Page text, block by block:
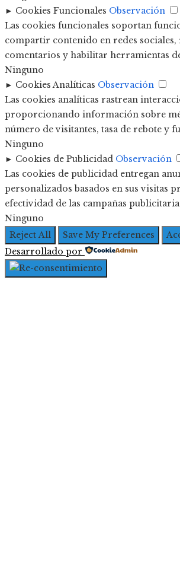
► Cookies Funcionales Observación
Las cookies funcionales soportan
compartir contenido en redes
comentarios y habilitar herramientas
Ninguno
► Cookies Analíticas Observación
Las cookies analíticas rastrean
proporcionando información sobre
número de visitantes, tasa de rebote y
Ninguno
► Cookies de Publicidad Observación
Las cookies de publicidad entregan
personalizados basados en sus visitas
efectividad de las campañas
Ninguno
Reject All
Save My Preferences
Desarrollado por